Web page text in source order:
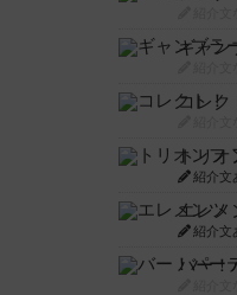
ギャン
コレク
トリオ
紹介文
エレメ
紹介文
バー！